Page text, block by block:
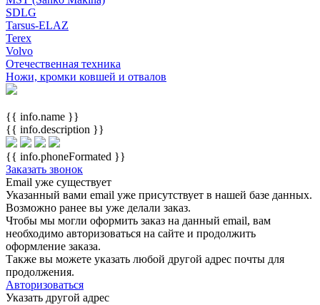
SDLG
Tarsus-ELAZ
Terex
Volvo
Отечественная техника
Ножи, кромки ковшей и отвалов
{{ info.name }}
{{ info.description }}
{{ info.phoneFormated }}
Заказать звонок
Email уже существует
Указанный вами email уже присутствует в нашей базе данных.
Возможно ранее вы уже делали заказ.
Чтобы мы могли оформить заказ на данный email, вам
необходимо авторизоваться на сайте и продолжить
оформление заказа.
Также вы можете указать любой другой адрес почты для
продолжения.
Авторизоваться
Указать другой адрес